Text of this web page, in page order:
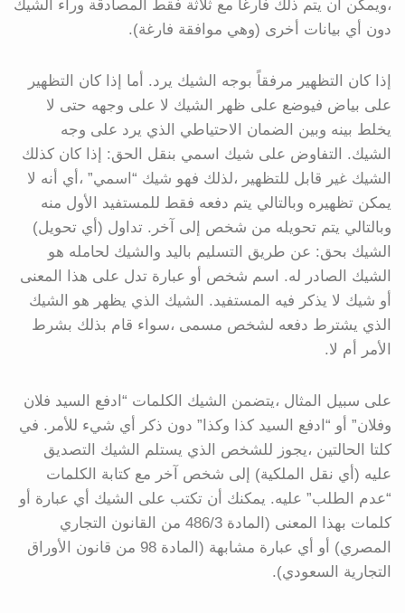
،ويمكن أن يتم ذلك فارغًا مع ثلاثة فقط المصادقة وراء الشيك
دون أي بيانات أخرى (وهي موافقة فارغة).
إذا كان التظهير مرفقاً بوجه الشيك يرد. أما إذا كان التظهير
على بياض فيوضع على ظهر الشيك لا على وجهه حتى لا
يخلط بينه وبين الضمان الاحتياطي الذي يرد على وجه
الشيك. التفاوض على شيك اسمي بنقل الحق: إذا كان كذلك
الشيك غير قابل للتظهير ،لذلك فهو شيك “اسمي” ،أي أنه لا
يمكن تظهيره وبالتالي يتم دفعه فقط للمستفيد الأول منه
وبالتالي يتم تحويله من شخص إلى آخر. تداول (أي تحويل)
الشيك بحق: عن طريق التسليم باليد والشيك لحامله هو
الشيك الصادر له. اسم شخص أو عبارة تدل على هذا المعنى
أو شيك لا يذكر فيه المستفيد. الشيك الذي يظهر هو الشيك
الذي يشترط دفعه لشخص مسمى ،سواء قام بذلك بشرط
الأمر أم لا.
على سبيل المثال ،يتضمن الشيك الكلمات “ادفع السيد فلان
وفلان” أو “ادفع السيد كذا وكذا” دون ذكر أي شيء للأمر. في
كلتا الحالتين ،يجوز للشخص الذي يستلم الشيك التصديق
عليه (أي نقل الملكية) إلى شخص آخر مع كتابة الكلمات
“عدم الطلب” عليه. يمكنك أن تكتب على الشيك أي عبارة أو
كلمات بهذا المعنى (المادة 486/3 من القانون التجاري
المصري) أو أي عبارة مشابهة (المادة 98 من قانون الأوراق
التجارية السعودي).